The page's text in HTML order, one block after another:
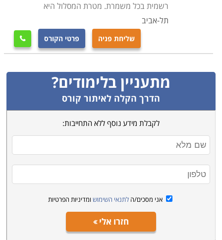
רשמית בכל משמרת. מטרת המסלול היא
תל-אביב
שליחת פניה פרטי הקורס 
מתעניין בלימודים?
הדרך הקלה לאיתור קורס
לקבלת מידע נוסף ללא התחייבות:
אני מסכים/ה לתנאי השימוש ומדיניות הפרטיות
חזרו אלי